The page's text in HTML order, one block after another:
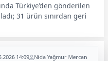
Türkiye’den gönderilen
31 ürün sınırdan geri
14:09
Nida Yağmur Mercan